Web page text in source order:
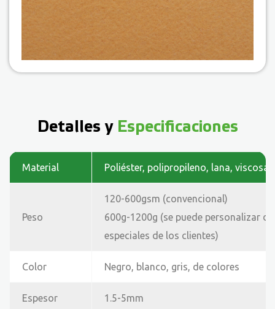
Detalles y Especificaciones
Material Poliéster, polipropileno, lana, viscosa
Peso
120-600gsm (convencional)
600g-1200g (se puede personalizar
especiales de los clientes)
Color Negro, blanco, gris, de colores
Espesor 1.5-5mm